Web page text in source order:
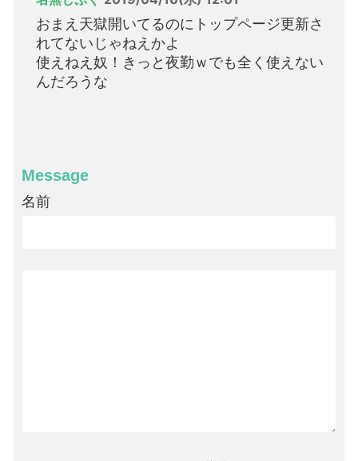
おまえ天獄開いてるのにトップページ更新さ
れてないじゃねえかよ
使えねえ奴！きっと夜勤ｗでも全く使えない
んだろうな
Message
名前